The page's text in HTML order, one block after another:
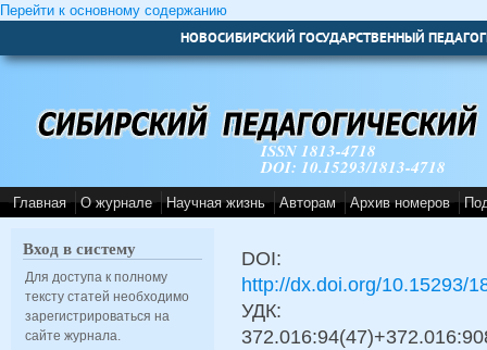
Перейти к основному содержанию
НОВОСИБИРСКИЙ ГОСУДАРСТВЕННЫЙ
ISSN 1813-4718
DOI: 10.15293/1813-4718
Главная О журнале Научная жизнь Авторам Архив номеров
Вход в систему
Для доступа к полному
тексту статей необходимо
зарегистрироваться на
сайте журнала.
DOI:
http://dx.doi.org/10.15293/
УДК: